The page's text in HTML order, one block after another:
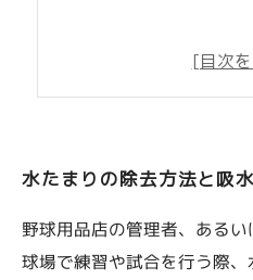
水たまりの除去方法と吸
野球用品店の管理者、ある
球場で練習や試合を行う際